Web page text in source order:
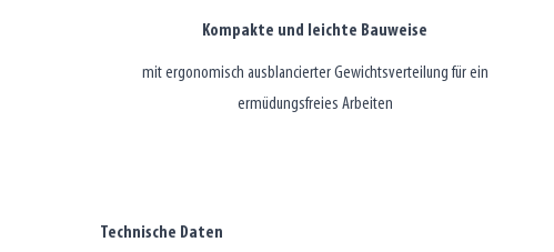
Kompakte und leichte Bauweise
mit ergonomisch ausblancierter Gewichtsverteilung für ein
ermüdungsfreies Arbeiten
Technische Daten